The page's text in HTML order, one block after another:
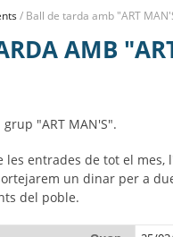
/ Ball de tarda amb "ART
AMB
"ART MAN'S".
les entrades de tot el mes,
un dinar per a
del poble.